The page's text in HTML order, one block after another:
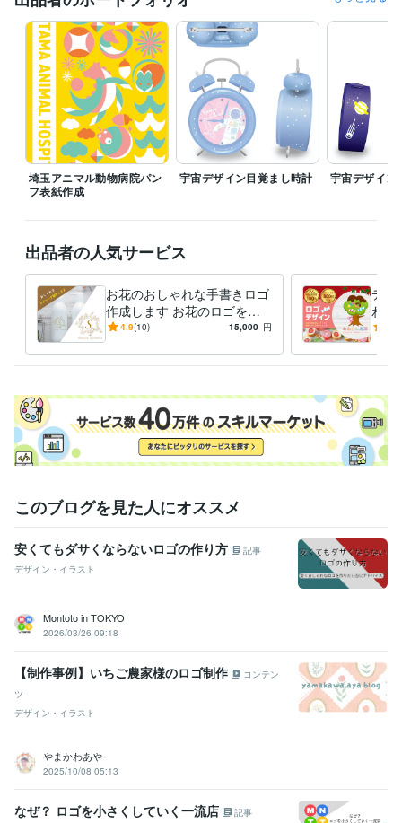
経験職種
デザイナー / グラフィックデザイナー 経験年数 : 15年
受賞歴
JPM POP クリエイティブ・アワード 銀賞
得意分野
デザイン制作 ロゴ　植物などのイラスト
デザイン
埼玉アニマル動物病院パン
フ表紙作成
宇宙デザイン目覚まし時計 宇宙デザイン
出品者の人気サービス
お花のおしゃれな手書きロゴ
作成します お花のロゴを美
容院やお花屋さんやパッケー
4.9(10) 15,000 円
デザ
わい
なロ
このブログを見た人にオススメ
安くてもダサくならないロゴの作り方
記事
デザイン・イラスト
Montoto in TOKYO
2026/03/26 09:18
【制作事例】いちご農家様のロゴ制作
コンテン
ツ
デザイン・イラスト
やまかわあや
2025/10/08 05:13
なぜ？ ロゴを小さくしていく一流店
記事